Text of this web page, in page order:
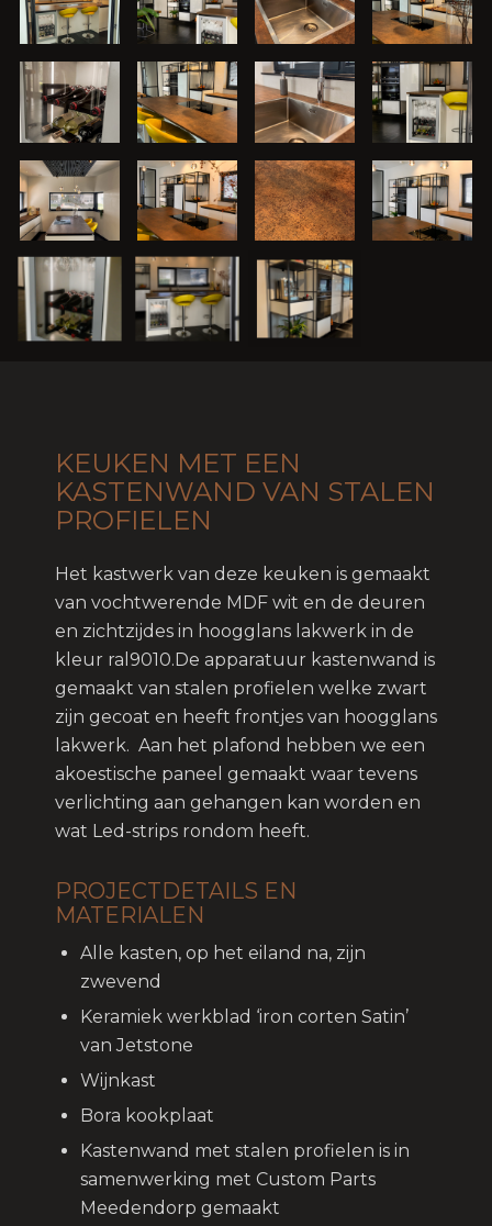
KEUKEN MET EEN
KASTENWAND VAN STALEN
PROFIELEN
Het kastwerk van deze keuken is gemaakt
van vochtwerende MDF wit en de deuren
en zichtzijdes in hoogglans lakwerk in de
kleur ral9010.De apparatuur kastenwand is
gemaakt van stalen profielen welke zwart
zijn gecoat en heeft frontjes van hoogglans
lakwerk. Aan het plafond hebben we een
akoestische paneel gemaakt waar tevens
verlichting aan gehangen kan worden en
wat Led-strips rondom heeft.
PROJECTDETAILS EN
MATERIALEN
Alle kasten, op het eiland na, zijn
zwevend
Keramiek werkblad ‘iron corten Satin’
van Jetstone
Wijnkast
Bora kookplaat
Kastenwand met stalen profielen is in
samenwerking met Custom Parts
Meedendorp gemaakt